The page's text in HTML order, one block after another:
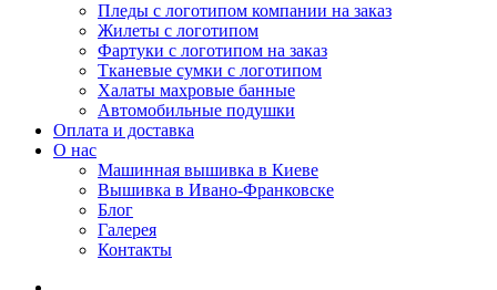
Пледы с логотипом компании на заказ
Жилеты с логотипом
Фартуки с логотипом на заказ
Тканевые сумки с логотипом
Халаты махровые банные
Автомобильные подушки
Оплата и доставка
О нас
Машинная вышивка в Киеве
Вышивка в Ивано-Франковске
Блог
Галерея
Контакты